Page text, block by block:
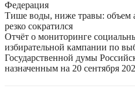
Федерация
Тише воды, ниже травы: объем
резко сократился
Отчёт о мониторинге
избирательной кампании по
Государственной думы
назначенным на 20 сентября